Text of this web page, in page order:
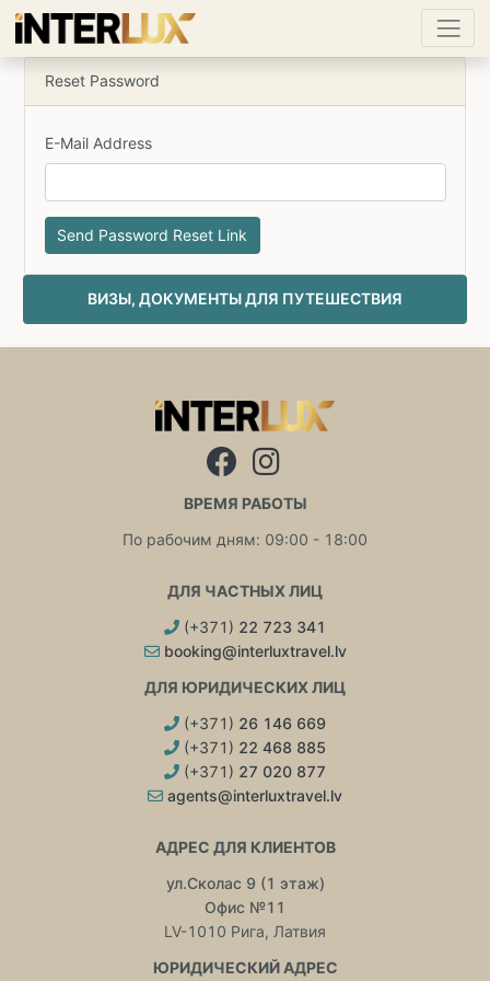
Reset Password
E-Mail Address
Send Password Reset Link
ВИЗЫ, ДОКУМЕНТЫ ДЛЯ ПУТЕШЕСТВИЯ
ВРЕМЯ РАБОТЫ
По рабочим дням: 09:00 - 18:00
ДЛЯ ЧАСТНЫХ ЛИЦ
(+371) 22 723 341
booking@interluxtravel.lv
ДЛЯ ЮРИДИЧЕСКИХ ЛИЦ
(+371) 26 146 669
(+371) 22 468 885
(+371) 27 020 877
agents@interluxtravel.lv
АДРЕС ДЛЯ КЛИЕНТОВ
ул.Сколас 9 (1 этаж)
Офис №11
LV-1010 Рига, Латвия
ЮРИДИЧЕСКИЙ АДРЕС